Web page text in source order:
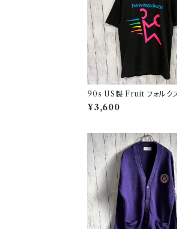
90s US製 Fruit フォルク
ゲン シングルステッチTシャ
ンテージTシャツ アド 企業
¥3,600